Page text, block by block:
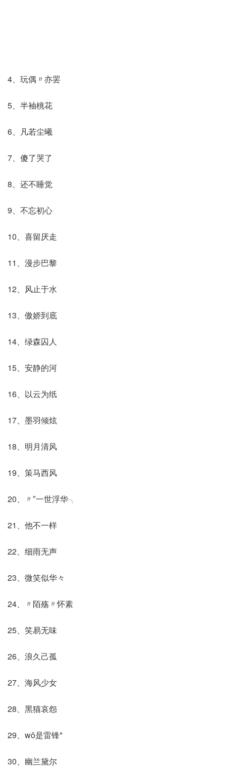
4、玩偶〃亦罢
5、半袖桃花
6、凡若尘曦
7、傻了哭了
8、还不睡觉
9、不忘初心
10、喜留厌走
11、漫步巴黎
12、风止于水
13、傲娇到底
14、绿森囚人
15、安静的河
16、以云为纸
17、墨羽倾炫
18、明月清风
19、策马西风
20、〃″一世浮华╮
21、他不一样
22、细雨无声
23、微笑似华々
24、〃陌殇〃怀素
25、笑易无味
26、浪久己孤
27、海风少女
28、黑猫哀怨
29、wǒ是雷锋*
30、幽兰黛尔